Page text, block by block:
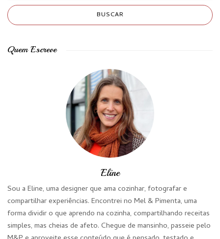
Quem Escreve
Eline
Sou a Eline, uma designer que ama cozinhar, fotografar e
compartilhar experiências. Encontrei no Mel & Pimenta, uma
forma dividir o que aprendo na cozinha, compartilhando receitas
simples, mas cheias de afeto. Chegue de mansinho, passeie pelo